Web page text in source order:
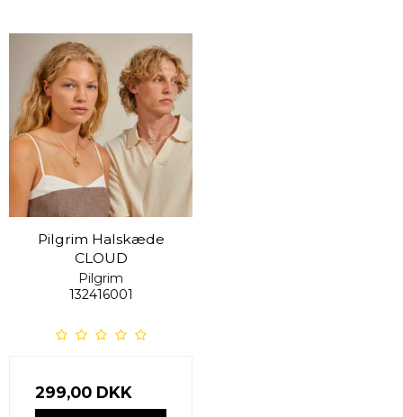
Pilgrim Halskæde
CLOUD
Pilgrim
132416001
299,00 DKK